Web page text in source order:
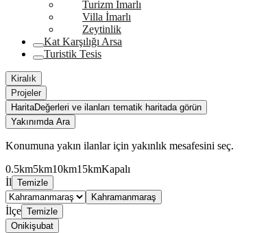
Turizm İmarlı
Villa İmarlı
Zeytinlik
Kat Karşılığı Arsa
Turistik Tesis
Kiralık
Projeler
HaritaDeğerleri ve ilanları tematik haritada görün
Yakınımda Ara
Konumuna yakın ilanlar için yakınlık mesafesini seç.
0.5km5km10km15kmKapalı
İl Temizle
Kahramanmaraş
İlçe Temizle
Onikişubat